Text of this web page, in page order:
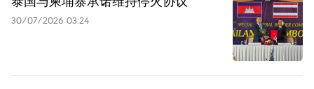
30/07/2026 03:24